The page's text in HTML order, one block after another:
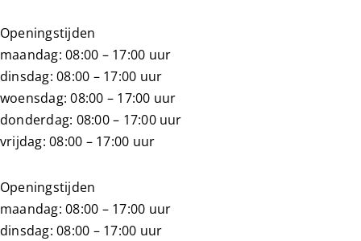
Openingstijden
maandag: 08:00 – 17:00 uur
dinsdag: 08:00 – 17:00 uur
woensdag: 08:00 – 17:00 uur
donderdag: 08:00 – 17:00 uur
vrijdag: 08:00 – 17:00 uur
Openingstijden
maandag: 08:00 – 17:00 uur
dinsdag: 08:00 – 17:00 uur